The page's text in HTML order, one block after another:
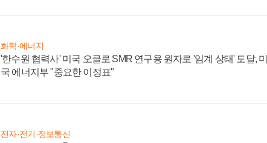
화학·에너지
'한수원 협력사' 미국 오클로 SMR 연구용 원자로 '임계 상태' 도달, 미
국 에너지부 "중요한 이정표"
전자·전기·정보통신